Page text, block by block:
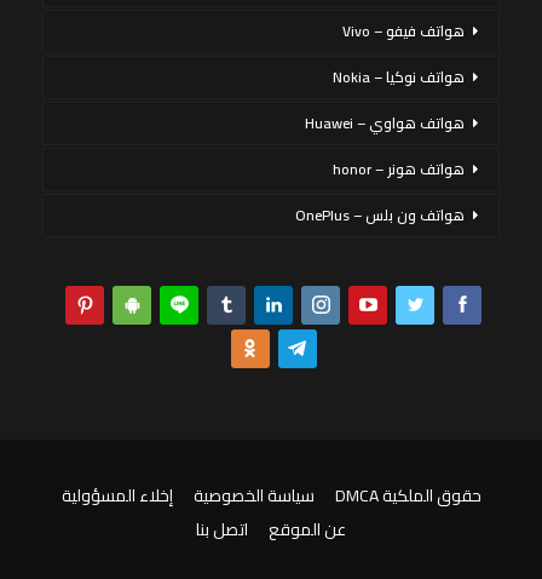
هواتف فيفو – Vivo
هواتف نوكيا – Nokia
هواتف هواوي – Huawei
هواتف هونر – honor
هواتف ون بلس – OnePlus
حقوق الملكية DMCA سياسة الخصوصية
إخلاء المسؤولية
عن الموقع
اتصل بنا